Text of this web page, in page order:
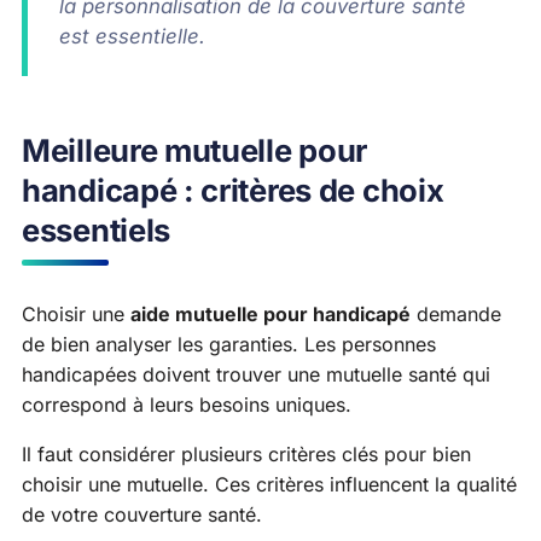
la personnalisation de la couverture santé
est essentielle.
Meilleure mutuelle pour
handicapé : critères de choix
essentiels
Choisir une aide mutuelle pour handicapé demande
de bien analyser les garanties. Les personnes
handicapées doivent trouver une mutuelle santé qui
correspond à leurs besoins uniques.
Il faut considérer plusieurs critères clés pour bien
choisir une mutuelle. Ces critères influencent la qualité
de votre couverture santé.